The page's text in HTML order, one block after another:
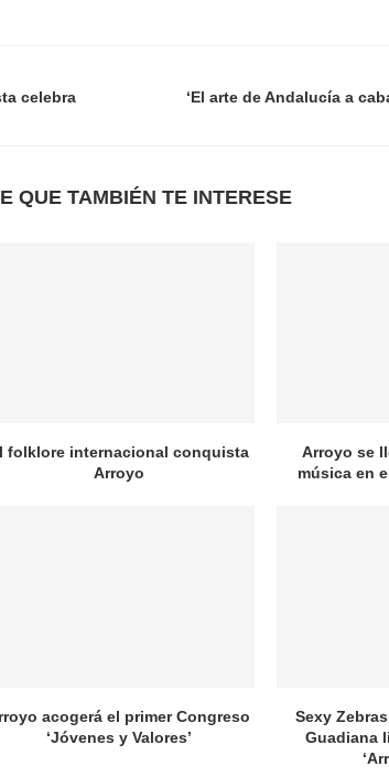
celebra
‘El arte de Andalucía a
QUE TAMBIÉN TE INTERESE
folklore internacional conquista
Arroyo
Arroyo se
música en
acogerá el primer Congreso
‘Jóvenes y Valores’
Sexy
Guadiana